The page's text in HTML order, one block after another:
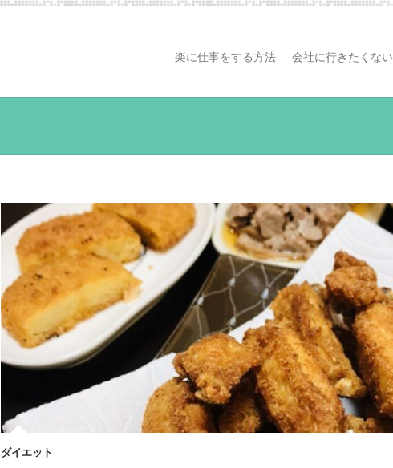
楽に仕事をする方法 会社に行きたくない
ダイエット